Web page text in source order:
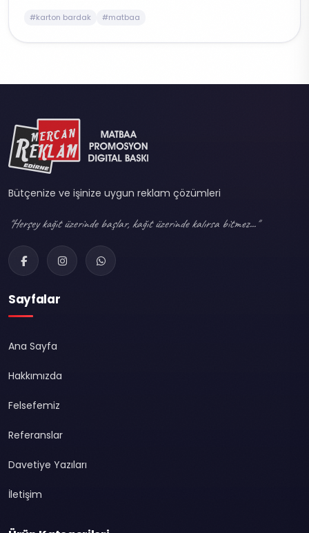
#karton bardak #matbaa
Bütçenize ve işinize uygun reklam çözümleri
"Herşey kağıt üzerinde başlar, kağıt üzerinde kalırsa bitmez..."
Sayfalar
Ana Sayfa
Hakkımızda
Felsefemiz
Referanslar
Davetiye Yazıları
İletişim